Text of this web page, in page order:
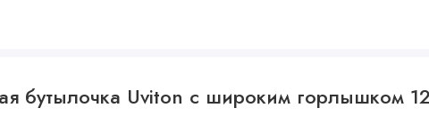
бутылочка Uviton с широким горлышком